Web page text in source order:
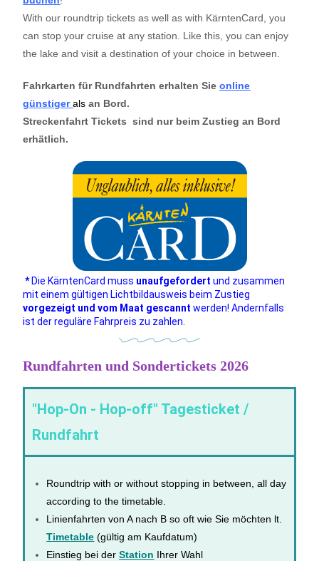
With our roundtrip tickets as well as with KärntenCard, you
can stop your cruise at any station. Like this, you can enjoy
the lake and visit a destination of your choice in between.
Fahrkarten für Rundfahrten erhalten Sieonline
günstigerals an Bord.
Streckenfahrt Tickets sind nur beim Zustieg an Bord
erhätlich.
* Die KärntenCard muss unaufgefordert und zusammen
mit einem gültigen Lichtbildausweis beim Zustieg
vorgezeigt und vom Maat gescannt werden! Andernfalls
ist der reguläre Fahrpreis zu zahlen.
Rundfahrten und Sondertickets 2026
"Hop-On - Hop-off" Tagesticket /
Rundfahrt
Roundtrip with or without stopping in between, all day
according to the timetable.
Linienfahrten von A nach B so oft wie Sie möchten lt.
Timetable (gültig am Kaufdatum)
Einstieg bei derStation Ihrer Wahl